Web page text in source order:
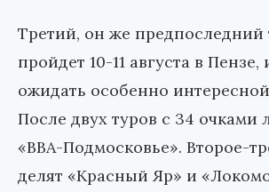
Третий, он же предпоследний
пройдет 10-11 августа в
ожидать особенно
После двух туров с 34 очками
«ВВА-Подмосковье». Второе-
делят «Красный Яр» и